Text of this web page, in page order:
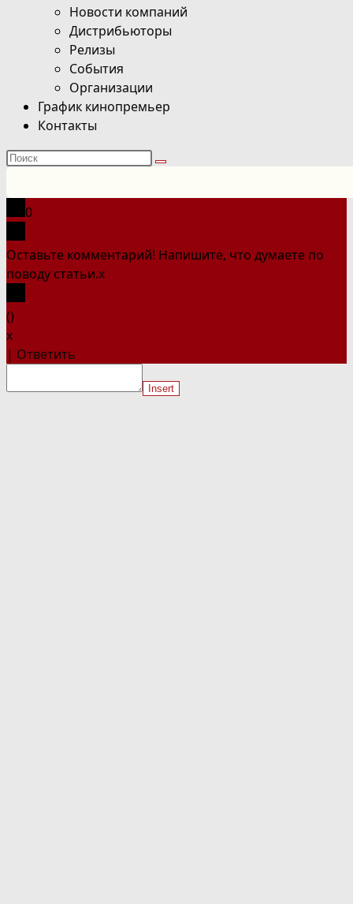
Новости компаний
Дистрибьюторы
Релизы
События
Организации
График кинопремьер
Контакты
Поиск
сайте
0
Оставьте комментарий! Напишите, что думаете по
поводу статьи.x
()
x
| Ответить
Insert